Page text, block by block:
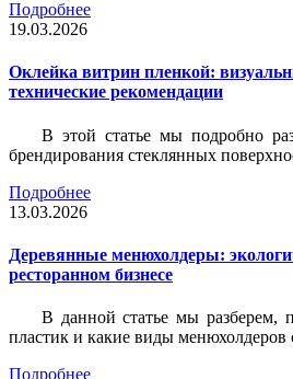
Подробнее
19.03.2026
Оклейка витрин пленкой:
технические рекомендации
В этой статье мы подробно
брендирования стеклянных
Подробнее
13.03.2026
Деревянные менюхолдеры:
ресторанном бизнесе
В данной статье мы разберем,
пластик и какие виды менюхолдеров
Подробнее